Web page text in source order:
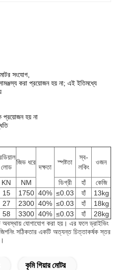
সংযোগ,
করা প্রয়োজন হয় না; এই ইতিমধ্যে
প্রয়োজন হয় না
লোড
জিভ ধরে
দক্ষতা
স্পষ্টতা
স্ব-
লকিং
ওজন
KN NM ডিগ্রী হাঁ
কেজি
15 1750 40% ≤0.03 হাঁ
13kg
27 2300 40% ≤0.03 হাঁ
18kg
58 3300 40% ≤0.03 হাঁ
28kg
অবস্থায় যোগাযোগ করা হয়। এর ফলে ড্রাইভিং
সঠিকতার একটি অত্যন্ত চিত্তাকর্ষক স্তর
কৃমি গিয়ার মোটর